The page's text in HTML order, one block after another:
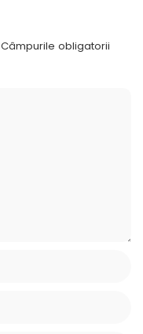
Câmpurile obligatorii